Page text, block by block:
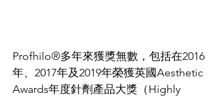
Profhilo®多年來獲獎無數，包括在2016
年、2017年及2019年榮獲英國Aesthetic
Awards年度針劑產品大獎（Highly